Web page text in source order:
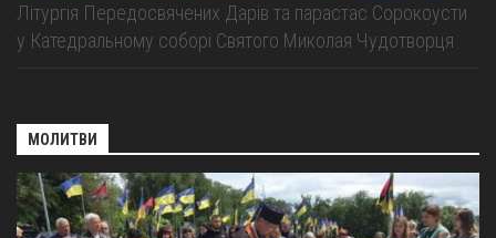
Літургія Передосвячених Дарів та парастас Сорокоусти
у Катедральному соборі Святого Миколая Чудотворця
МОЛИТВИ